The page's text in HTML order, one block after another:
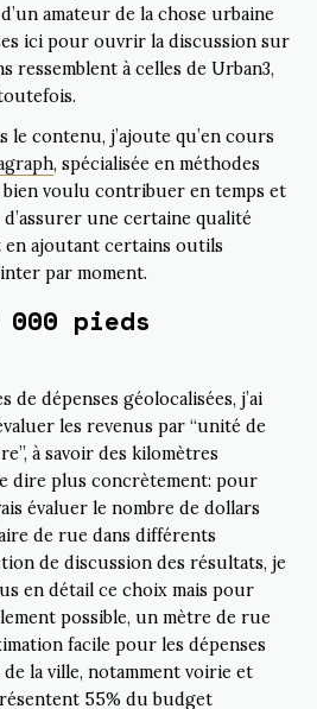
amateur de la chose urbaine
ici pour ouvrir la discussion sur
ressemblent à celles de Urban3,
le contenu, j’ajoute qu’en cours
, spécialisée en méthodes
bien voulu contribuer en temps et
une certaine qualité
ajoutant certains outils
par moment.
000 pieds
de dépenses géolocalisées, j’ai
les revenus par “unité de
à savoir des kilomètres
dire plus concrètement: pour
évaluer le nombre de dollars
de rue dans différents
de discussion des résultats, je
en détail ce choix mais pour
possible, un mètre de rue
facile pour les dépenses
la ville, notamment voirie et
55% du budget